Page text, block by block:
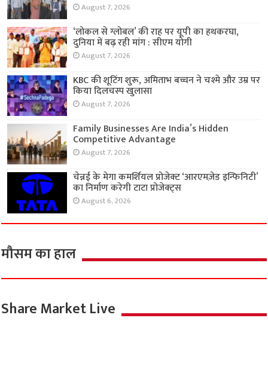
August 7, 2026
‘लोकल से ग्लोबल’ की राह पर यूपी का हथकरघा,
दुनिया में बढ़ रही मांग : सीएम योगी
August 7, 2026
KBC की शूटिंग शुरू, अमिताभ बच्चन ने चश्मे और उम्र पर
किया दिलचस्प खुलासा
August 7, 2026
Family Businesses Are India’s Hidden
Competitive Advantage
August 7, 2026
चेन्नई के मेगा कमर्शियल प्रोजेक्ट ‘आरएमज़ेड इन्फिनिटी’
का निर्माण करेगी टाटा प्रोजेक्ट्स
August 6, 2026
मौसम का हाल
Share Market Live